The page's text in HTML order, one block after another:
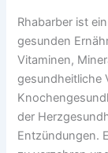
Rhabarber ist
gesunden
Vitaminen,
gesundheitliche
der
Entzündungen.